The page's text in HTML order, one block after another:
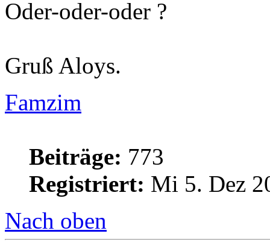
Oder-oder-oder ?
Gruß Aloys.
Famzim
Beiträge: 773
Registriert: Mi 5. Dez
Nach oben